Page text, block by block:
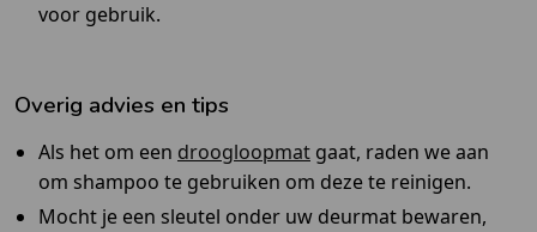
voor gebruik.
Overig advies en tips
Als het om een droogloopmat gaat, raden we aan
om shampoo te gebruiken om deze te reinigen.
Mocht je een sleutel onder uw deurmat bewaren,